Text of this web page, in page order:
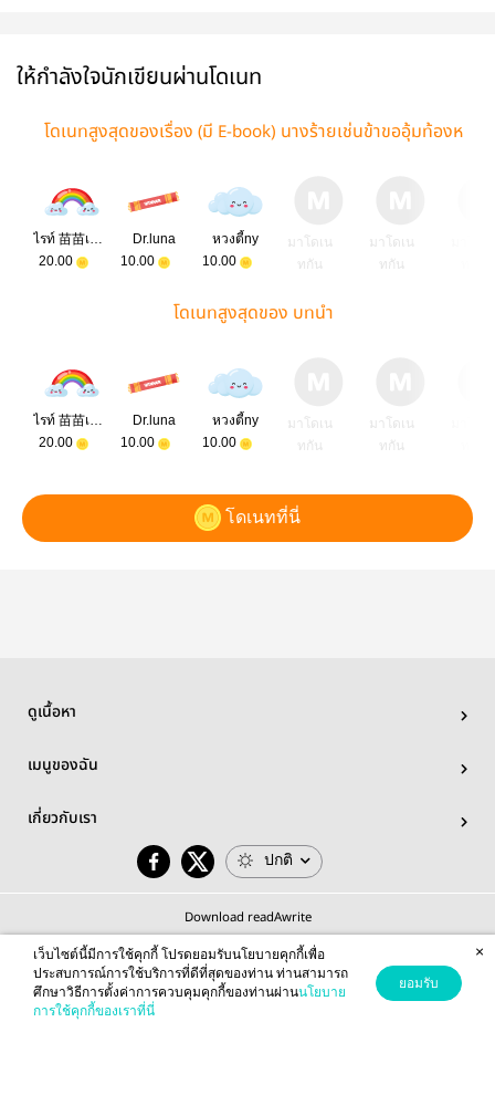
ให้กำลังใจนักเขียนผ่านโดเนท
โดเนทสูงสุดของเรื่อง (มี E-book) นางร้ายเช่นข้าขออุ้มท้องห
ไรท์ 苗苗เมียวเมียว / ไซคี (Psyche)
20.00
Dr.luna
10.00
หวงตี้ny
10.00
มาโดเน
ทกัน
มาโดเน
ทกัน
โดเนทสูงสุดของ บทนำ
ไรท์ 苗苗เมียวเมียว / ไซคี (Psyche)
20.00
Dr.luna
10.00
หวงตี้ny
10.00
มาโดเน
ทกัน
มาโดเน
ทกัน
โดเนทที่นี่
ดูเนื้อหา
เมนูของฉัน
เกี่ยวกับเรา
ปกติ
Download readAwrite
© 2026 readAwrite.com by MEB Corporation Public Company Limited
This site is protected by reCAPTCHA and the Google
เว็บไซต์นี้มีการใช้คุกกี้ โปรดยอมรับนโยบายคุกกี้เพื่อ
ประสบการณ์การใช้บริการที่ดีที่สุดของท่าน ท่านสามารถ
ศึกษาวิธีการตั้งค่าการควบคุมคุกกี้ของท่านผ่านนโยบาย
การใช้คุกกี้ของเราที่นี่
ยอมรับ
×